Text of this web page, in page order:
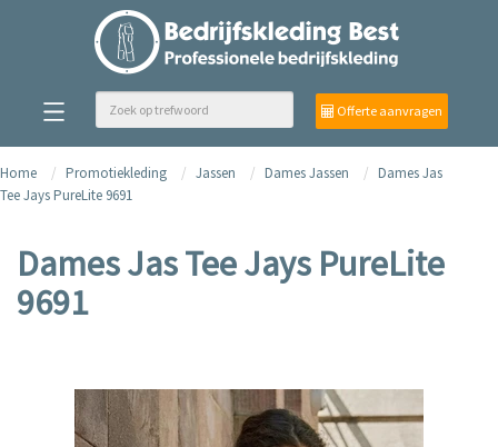
Offerte aanvragen
Home Promotiekleding Jassen Dames Jassen
Dames Jas
Tee Jays PureLite 9691
Dames Jas Tee Jays PureLite
9691